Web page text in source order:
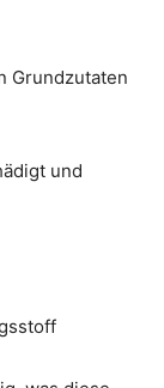
Grundzutaten
und